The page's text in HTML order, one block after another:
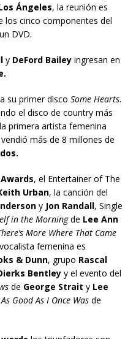
Ángeles, la reunión es
los cinco componentes del
DVD.
y DeFord Bailey ingresan en
su primer disco Some Hearts.
el disco de country más
primera artista femenina
más de 8 millones de
, el Entertainer of The
Urban, la canción del
y Jon Randall, Single
in the Morningde Lee Ann
More Where That Came
femenina es
& Dunn, grupo Rascal
Bentley y el evento del
de George Strait y Lee
As Good As I Once Was de